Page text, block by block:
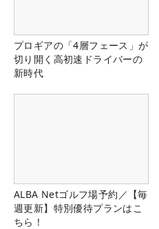
プロギアの「4層フェース」が
切り開く高初速ドライバーの
新時代
ALBA Netゴルフ場予約／【毎
週更新】特別優待プランはこ
ちら！